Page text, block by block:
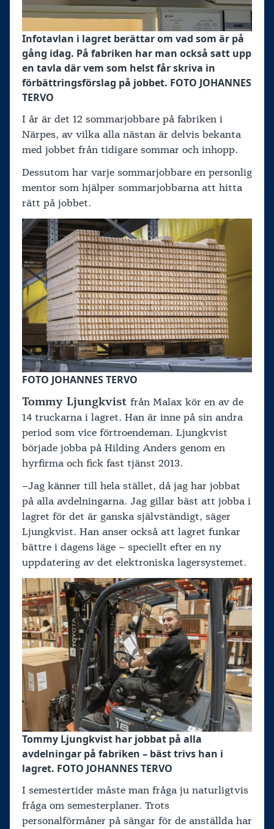
Infotavlan i lagret berättar om vad som är på
gång idag. På fabriken har man också satt upp
en tavla där vem som helst får skriva in
förbättringsförslag på jobbet. FOTO JOHANNES
TERVO
I år är det 12 sommarjobbare på fabriken i
Närpes, av vilka alla nästan är delvis bekanta
med jobbet från tidigare sommar och inhopp.
Dessutom har varje sommarjobbare en personlig
mentor som hjälper sommarjobbarna att hitta
rätt på jobbet.
FOTO JOHANNES TERVO
Tommy Ljungkvist från Malax kör en av de
14 truckarna i lagret. Han är inne på sin andra
period som vice förtroendeman. Ljungkvist
började jobba på Hilding Anders genom en
hyrfirma och fick fast tjänst 2013.
–Jag känner till hela stället, då jag har jobbat
på alla avdelningarna. Jag gillar bäst att jobba i
lagret för det är ganska självständigt, säger
Ljungkvist. Han anser också att lagret funkar
bättre i dagens läge – speciellt efter en ny
uppdatering av det elektroniska lagersystemet.
Tommy Ljungkvist har jobbat på alla
avdelningar på fabriken – bäst trivs han i
lagret. FOTO JOHANNES TERVO
I semestertider måste man fråga ju naturligtvis
fråga om semesterplaner. Trots
personalförmåner på sängar för de anställda har